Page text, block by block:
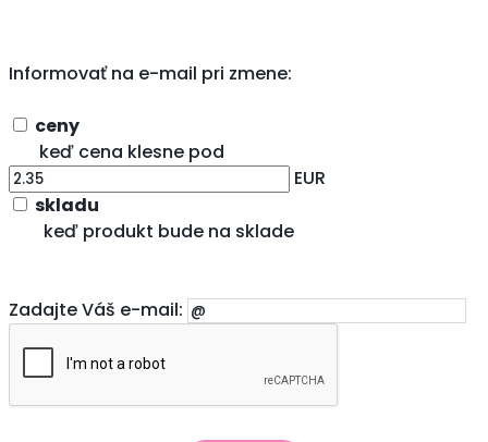
Informovať na e-mail pri zmene:
ceny
keď cena klesne pod
EUR
skladu
keď produkt bude na sklade
Zadajte Váš e-mail: